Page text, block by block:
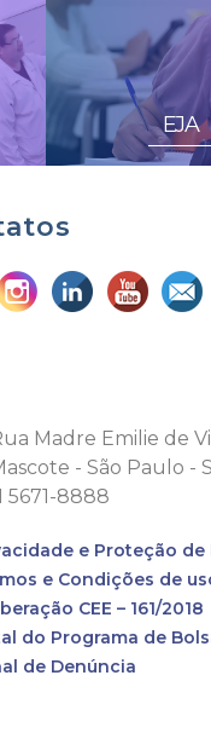
EJA
Madre Emilie de
- São Paulo -
5671-8888
e Proteção de
e Condições de
CEE – 161/2018
do Programa de
de Denúncia